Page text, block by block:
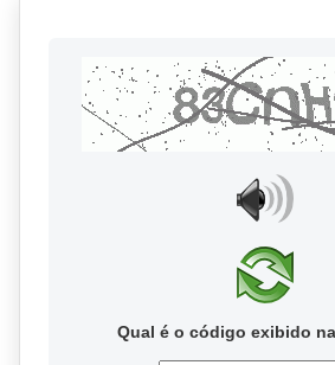
Qual é o código exibido